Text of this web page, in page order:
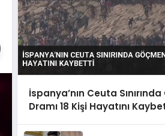
İspanya’nın Ceuta
Dramı 18 Kişi Hayatını